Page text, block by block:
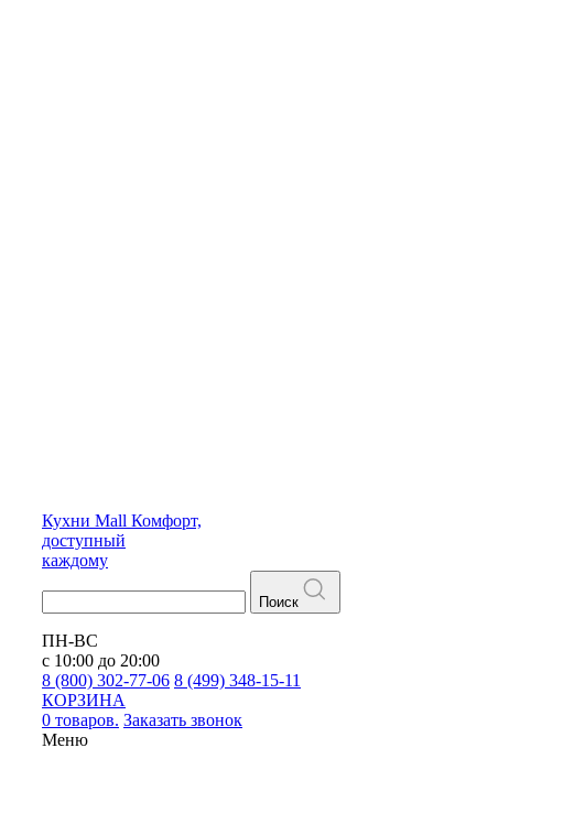
Кухни Mall Комфорт,
доступный
каждому
Поиск
ПН-ВС
с 10:00 до 20:00
8 (800) 302-77-06 8 (499) 348-15-11
КОРЗИНА
0 товаров. Заказать звонок
Меню